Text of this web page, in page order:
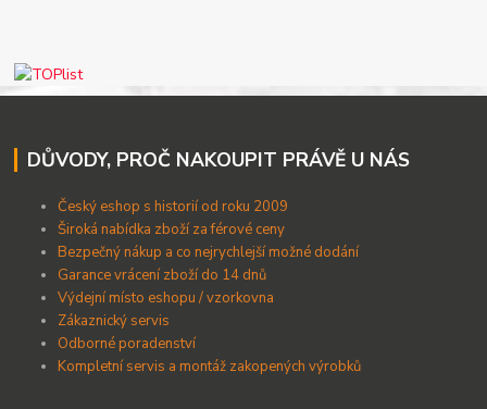
DŮVODY, PROČ NAKOUPIT PRÁVĚ U NÁS
Český eshop s historií od roku 2009
Široká nabídka zboží za férové ceny
Bezpečný nákup a co nejrychlejší možné dodání
Garance vrácení zboží do 14 dnů
Výdejní místo eshopu / vzorkovna
Zákaznický servis
Odborné poradenství
Kompletní servis a montáž zakopených výrobků